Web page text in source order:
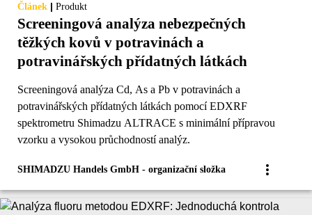
Článek | Produkt
Screeningová analýza nebezpečných
těžkých kovů v potravinách a
potravinářských přídatných látkách
Screeningová analýza Cd, As a Pb v potravinách a
potravinářských přídatných látkách pomocí EDXRF
spektrometru Shimadzu ALTRACE s minimální přípravou
vzorku a vysokou průchodností analýz.
SHIMADZU Handels GmbH - organizační složka